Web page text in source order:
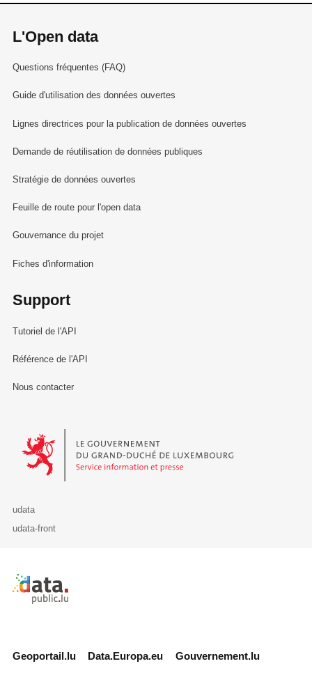
L'Open data
Questions fréquentes (FAQ)
Guide d'utilisation des données ouvertes
Lignes directrices pour la publication de données ouvertes
Demande de réutilisation de données publiques
Stratégie de données ouvertes
Feuille de route pour l'open data
Gouvernance du projet
Fiches d'information
Support
Tutoriel de l'API
Référence de l'API
Nous contacter
Le Gouvernement du Grand-Duché de Luxembourg - Service
udata
udata-front
Retour à l'accueil de data.public.lu
Geoportail.lu Data.Europa.eu Gouvernement.lu